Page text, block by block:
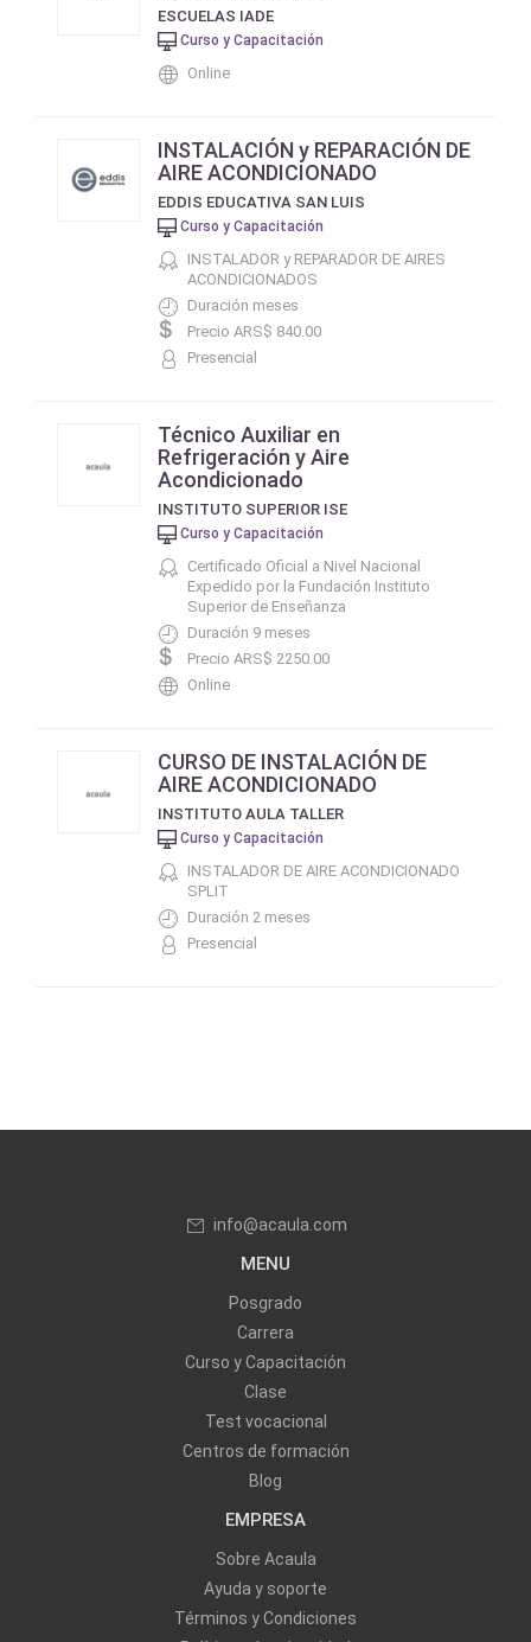
ESCUELAS IADE
Curso y Capacitación
Online
INSTALACIÓN y REPARACIÓN DE
AIRE ACONDICIONADO
EDDIS EDUCATIVA SAN LUIS
Curso y Capacitación
INSTALADOR y REPARADOR DE AIRES
ACONDICIONADOS
Duración meses
Precio ARS$ 840.00
Presencial
Técnico Auxiliar en
Refrigeración y Aire
Acondicionado
INSTITUTO SUPERIOR ISE
Curso y Capacitación
Certificado Oficial a Nivel Nacional
Expedido por la Fundación Instituto
Superior de Enseñanza
Duración 9 meses
Precio ARS$ 2250.00
Online
CURSO DE INSTALACIÓN DE
AIRE ACONDICIONADO
INSTITUTO AULA TALLER
Curso y Capacitación
INSTALADOR DE AIRE ACONDICIONADO
SPLIT
Duración 2 meses
Presencial
info@acaula.com
MENU
Posgrado
Carrera
Curso y Capacitación
Clase
Test vocacional
Centros de formación
Blog
EMPRESA
Sobre Acaula
Ayuda y soporte
Términos y Condiciones